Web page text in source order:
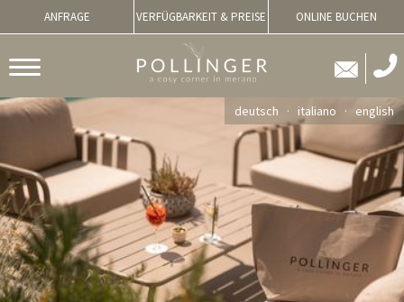
ANFRAGE VERFÜGBARKEIT & PREISE ONLINE BUCHEN
deutsch italiano english